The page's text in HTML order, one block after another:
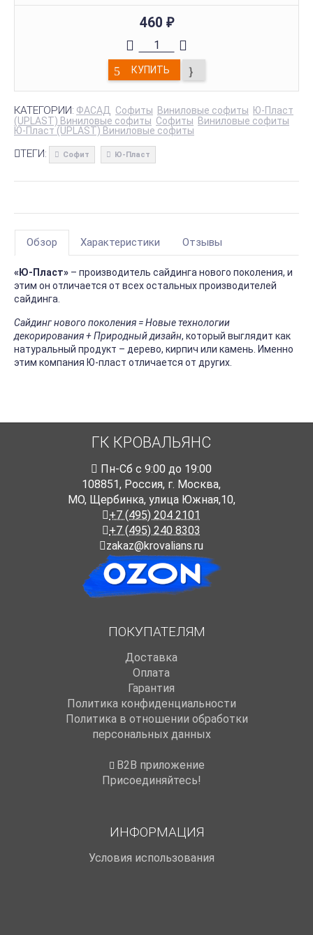
460 ₽
КУПИТЬ
КАТЕГОРИИ: ФАСАД Софиты Виниловые софиты Ю-Пласт
(UPLAST) Виниловые софиты Софиты Виниловые софиты
Ю-Пласт (UPLAST) Виниловые софиты
ТЕГИ: Софит Ю-Пласт
Обзор Характеристики Отзывы
«Ю-Пласт» – производитель сайдинга нового поколения, и
этим он отличается от всех остальных производителей
сайдинга.
Сайдинг нового поколения = Новые технологии
декорирования + Природный дизайн, который выглядит как
натуральный продукт – дерево, кирпич или камень. Именно
этим компания Ю-пласт отличается от других.
ГК КРОВАЛЬЯНС
Пн-Cб с 9:00 до 19:00
108851, Россия, г. Москва,
МО, Щербинка, улица Южная,10,
+7 (495) 204 2101
+7 (495) 240 8303
zakaz@krovalians.ru
ПОКУПАТЕЛЯМ
Доставка
Оплата
Гарантия
Политика конфиденциальности
Политика в отношении обработки
персональных данных
B2B приложение
Присоединяйтесь!
ИНФОРМАЦИЯ
Условия использования